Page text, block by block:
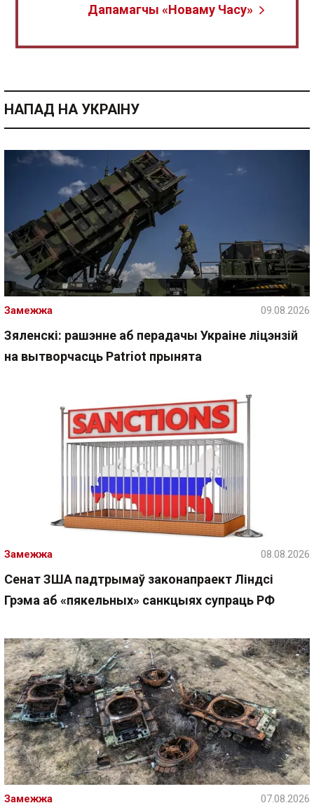
Дапамагчы «Новаму Часу»
НАПАД НА УКРАІНУ
Зяленскі: рашэнне аб перадачы Украіне ліцэнзій
на вытворчасць Patriot прынята
Замежжа 09.08.2026
Сенат ЗША падтрымаў законапраект Ліндсі
Грэма аб «пякельных» санкцыях супраць РФ
Замежжа 08.08.2026
Замежжа 07.08.2026